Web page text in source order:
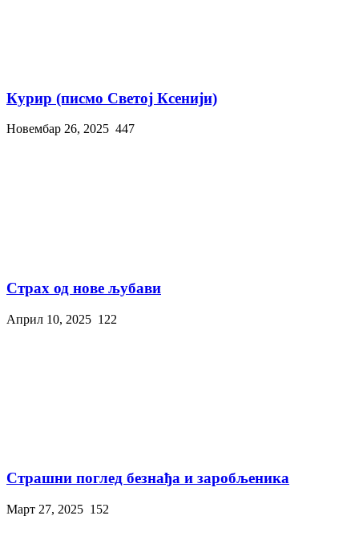
Курир (писмо Светој Ксенији)
Новембар 26, 2025 447
Страх од нове љубави
Април 10, 2025 122
Страшни поглед безнађа и заробљеника
Март 27, 2025 152